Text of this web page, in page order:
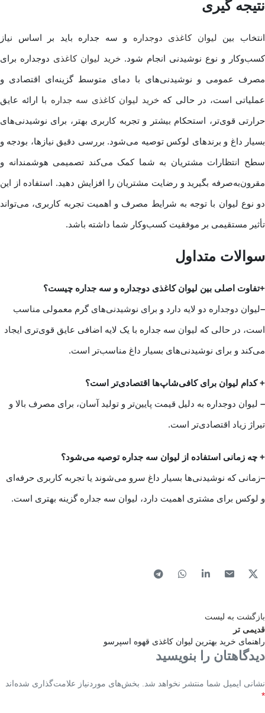
نتیجه گیری
انتخاب بین لیوان کاغذی دوجداره و سه جداره باید بر اساس نیاز
کسب‌وکار و نوع نوشیدنی انجام شود. خرید لیوان کاغذی دوجداره برای
مصرف عمومی و نوشیدنی‌های با دمای متوسط گزینه‌ای اقتصادی و
عملیاتی است، در حالی که خرید لیوان کاغذی سه جداره با ارائه عایق
حرارتی قوی‌تر، استحکام بیشتر و تجربه کاربری بهتر، برای نوشیدنی‌های
بسیار داغ و برندهای لوکس توصیه می‌شود. بررسی دقیق نیازها، بودجه و
سطح انتظارات مشتریان به شما کمک می‌کند تصمیمی هوشمندانه و
مقرون‌به‌صرفه بگیرید و رضایت مشتریان را افزایش دهید. استفاده از این
دو نوع لیوان با توجه به شرایط مصرف و اهمیت تجربه کاربری، می‌تواند
تأثیر مستقیمی بر موفقیت کسب‌وکار شما داشته باشد.
سوالات متداول
+تفاوت اصلی بین لیوان کاغذی دوجداره و سه جداره چیست؟
–لیوان دوجداره دو لایه دارد و برای نوشیدنی‌های گرم معمولی مناسب
است، در حالی که لیوان سه جداره با یک لایه اضافی عایق قوی‌تری ایجاد
می‌کند و برای نوشیدنی‌های بسیار داغ مناسب‌تر است.
+ کدام لیوان برای کافی‌شاپ‌ها اقتصادی‌تر است؟
– لیوان دوجداره به دلیل قیمت پایین‌تر و تولید آسان، برای مصرف بالا و
تیراژ زیاد اقتصادی‌تر است.
+ چه زمانی استفاده از لیوان سه جداره توصیه می‌شود؟
–زمانی که نوشیدنی‌ها بسیار داغ سرو می‌شوند یا تجربه کاربری حرفه‌ای
و لوکس برای مشتری اهمیت دارد، لیوان سه جداره گزینه بهتری است.
بازگشت به لیست
قدیمی تر
راهنمای خرید بهترین لیوان کاغذی قهوه اسپرسو
دیدگاهتان را بنویسید
نشانی ایمیل شما منتشر نخواهد شد. بخش‌های موردنیاز علامت‌گذاری شده‌اند
*